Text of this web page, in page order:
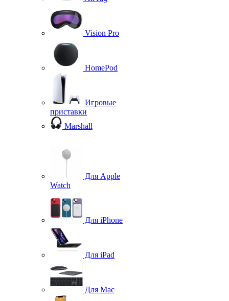
Vision Pro
HomePod
Игровые
приставки
Marshall
Для Apple
Watch
Для iPhone
Для iPad
Для Mac